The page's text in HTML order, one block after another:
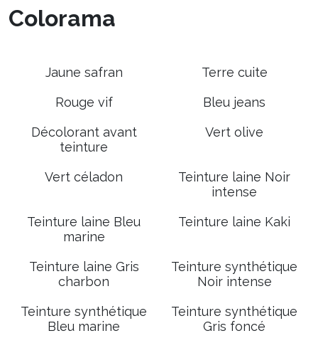
Colorama
Jaune safran
Terre cuite
Rouge vif
Bleu jeans
Décolorant avant
teinture
Vert olive
Vert céladon
Teinture laine Noir
intense
Teinture laine Bleu
marine
Teinture laine Kaki
Teinture laine Gris
charbon
Teinture synthétique
Noir intense
Teinture synthétique
Bleu marine
Teinture synthétique
Gris foncé